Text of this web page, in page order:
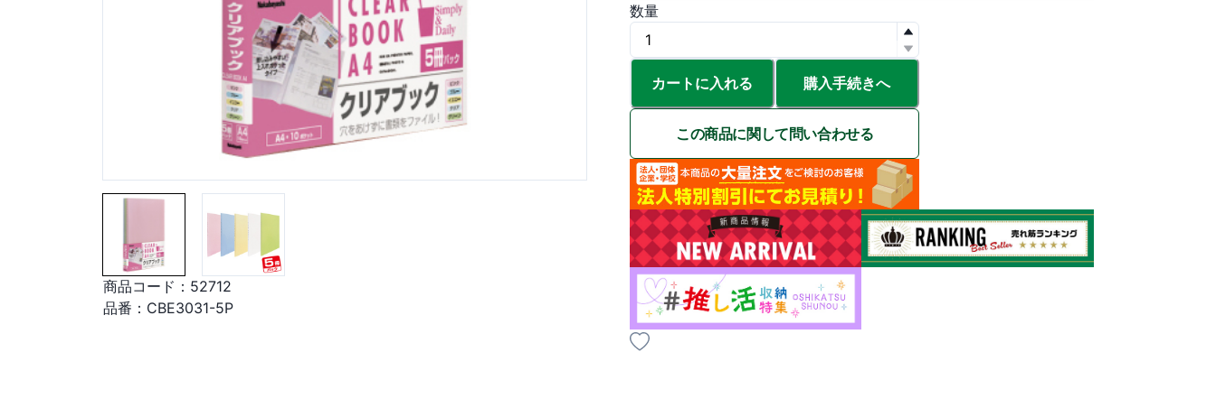
商品コード： 52712
品番： CBE3031-5P
数量
カートに入れる 購入手続きへ
この商品に関して問い合わせる